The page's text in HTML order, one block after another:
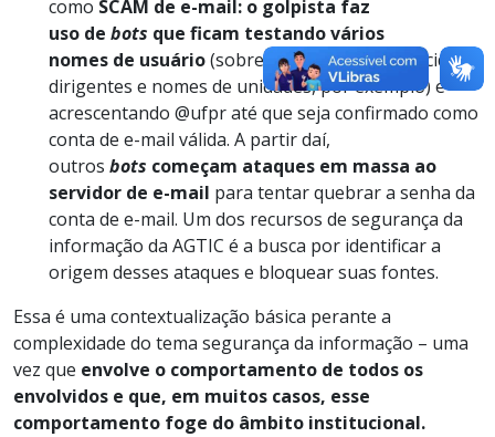
como SCAM de e-mail: o golpista faz
uso de bots que ficam testando vários
nomes de usuário(sobretudo os mais conhecidos –
dirigentes e nomes de unidades, por exemplo) e
acrescentando @ufpr até que seja confirmado como
conta de e-mail válida. A partir daí,
outros bots começam ataques em massa ao
servidor de e-mail para tentar quebrar a senha da
conta de e-mail. Um dos recursos de segurança da
informação da AGTIC é a busca por identificar a
origem desses ataques e bloquear suas fontes.
Essa é uma contextualização básica perante a
complexidade do tema segurança da informação – uma
vez que envolve o comportamento de todos os
envolvidos e que, em muitos casos, esse
comportamento foge do âmbito institucional.